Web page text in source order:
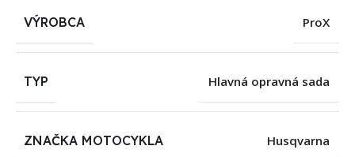
VÝROBCA ProX
TYP Hlavná opravná sada
ZNAČKA MOTOCYKLA Husqvarna